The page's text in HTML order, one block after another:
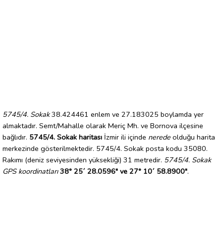
5745/4. Sokak38.424461 enlem ve 27.183025 boylamda yer
almaktadır. Semt/Mahalle olarak Meriç Mh. ve Bornova ilçesine
bağlıdır. 5745/4. Sokak haritası İzmir ili içinde nerede olduğu harita
merkezinde gösterilmektedir. 5745/4. Sokak posta kodu 35080.
Rakımı (deniz seviyesinden yüksekliği) 31 metredir. 5745/4. Sokak
GPS koordinatları 38° 25´ 28.0596" ve 27° 10´ 58.8900".